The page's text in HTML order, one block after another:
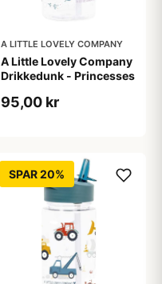
A LITTLE LOVELY COMPANY
A Little Lovely Company
Drikkedunk - Princesses
95,00 kr
SPAR 20%